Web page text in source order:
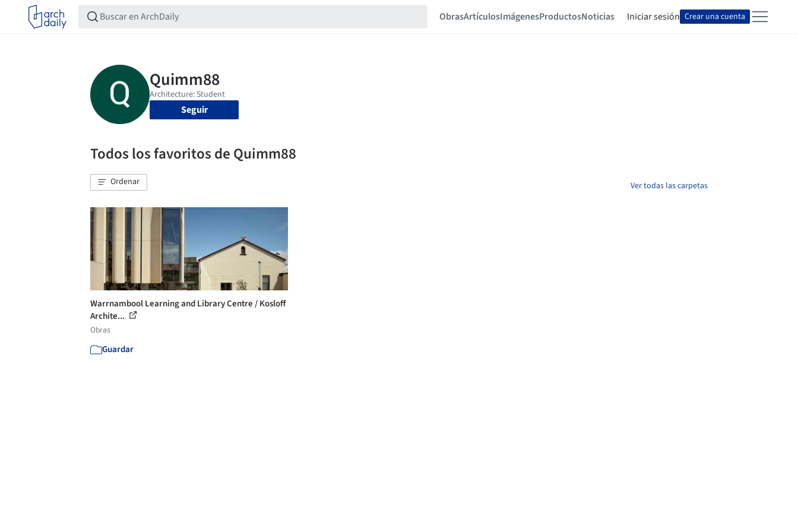
ObrasArtículosImágenesProductosNoticias Iniciar sesión Crear una cuenta
Seguir
Todos los favoritos de Quimm88
Ordenar Ver todas las carpetas
Warrnambool Learning and Library Centre / Kosloff
Archite...
Obras
Guardar